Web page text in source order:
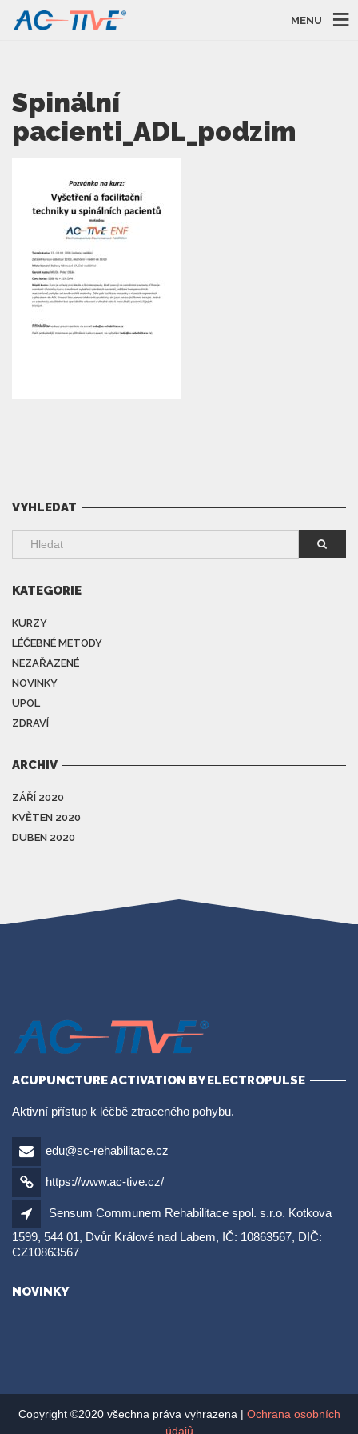
MENU
Spinální
pacienti_ADL_podzim
VYHLEDAT
KATEGORIE
KURZY
LÉČEBNÉ METODY
NEZAŘAZENÉ
NOVINKY
UPOL
ZDRAVÍ
ARCHIV
ZÁŘÍ 2020
KVĚTEN 2020
DUBEN 2020
ACUPUNCTURE ACTIVATION BY ELECTROPULSE
Aktivní přístup k léčbě ztraceného pohybu.
edu@sc-rehabilitace.cz
https://www.ac-tive.cz/
Sensum Communem Rehabilitace spol. s.r.o. Kotkova
1599, 544 01, Dvůr Králové nad Labem, IČ: 10863567, DIČ:
CZ10863567
NOVINKY
Copyright ©2020 všechna práva vyhrazena | Ochrana osobních
údajů